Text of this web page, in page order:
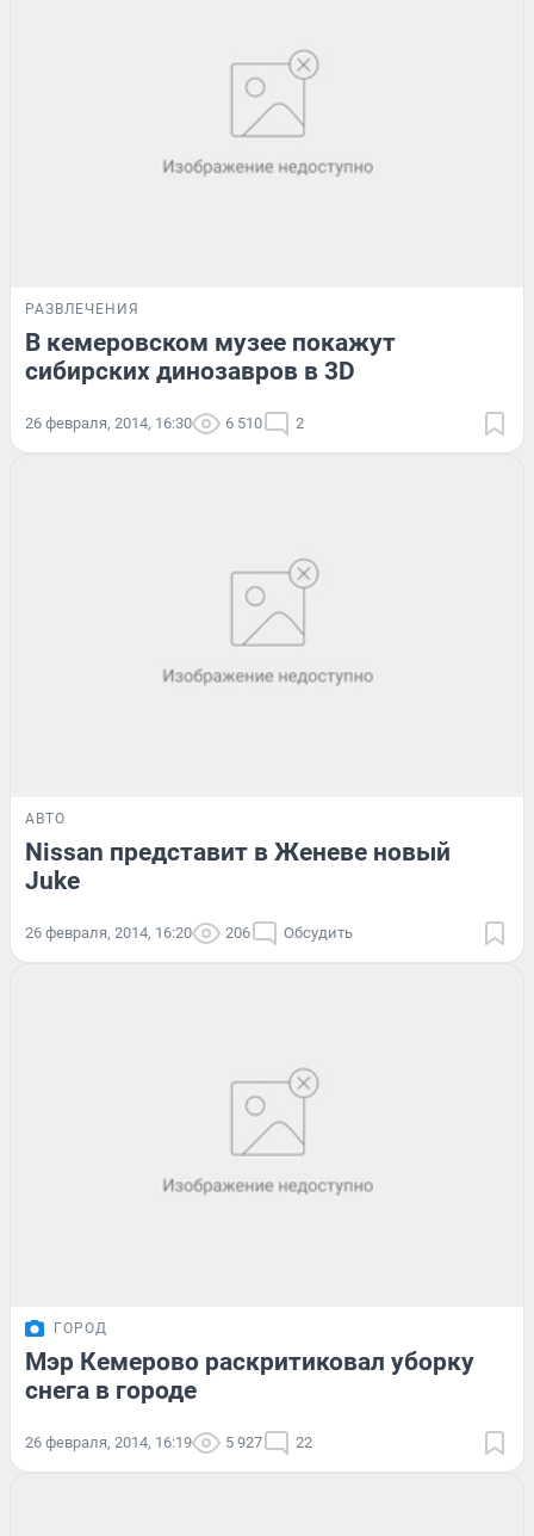
РАЗВЛЕЧЕНИЯ
В кемеровском музее покажут
сибирских динозавров в 3D
26 февраля, 2014, 16:30 6 510 2
АВТО
Nissan представит в Женеве новый
Juke
26 февраля, 2014, 16:20 206 Обсудить
ГОРОД
Мэр Кемерово раскритиковал уборку
снега в городе
26 февраля, 2014, 16:19 5 927 22